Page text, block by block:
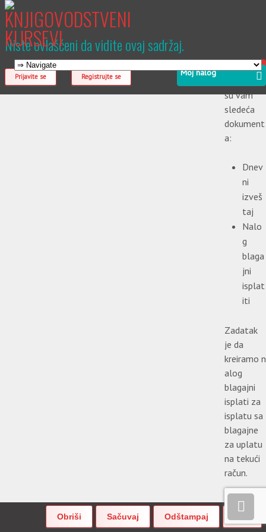
Moj nalog
Niste ovlašćeni da vidite ovaj sadržaj.
Prijavite se Registrujte se
su vam
sledeća
dokument
a:
Dnev
ni
izveš
taj
Nalo
g
blaga
jni
isplat
iti
Zadatak
je da
kreiramo n
alog
blagajni
isplati za
isplatu sa
blagajne
za uplatu
na tekući
račun.
Uputstvo
za rad: